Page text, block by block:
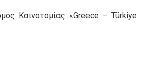
Καινοτομίας «Greece – Türkiye